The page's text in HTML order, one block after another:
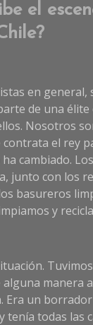
el
en general,
de una élite
Nosotros
el rey
cambiado.
junto con los
basureros
y
manera
Era un
tenía todas las